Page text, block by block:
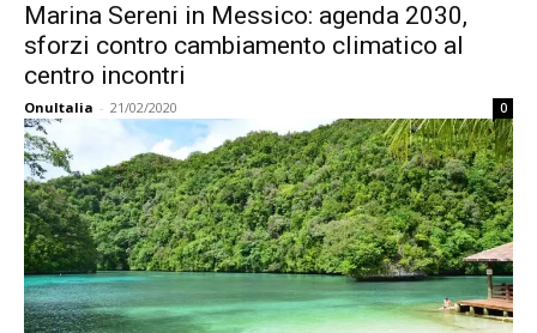
Marina Sereni in Messico: agenda 2030,
sforzi contro cambiamento climatico al
centro incontri
OnuItalia - 21/02/2020 0